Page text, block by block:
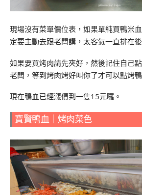
現場沒有菜單價位表，如果單純買鴨米
定要主動去跟老闆講，太客氣一直排在
如果要買烤肉請先夾好，然後記住自己
老闆，等到烤肉烤好叫你了才可以點烤鴨
現在鴨血已經漲價到一隻15元囉。
寶賢鴨血｜烤肉菜色